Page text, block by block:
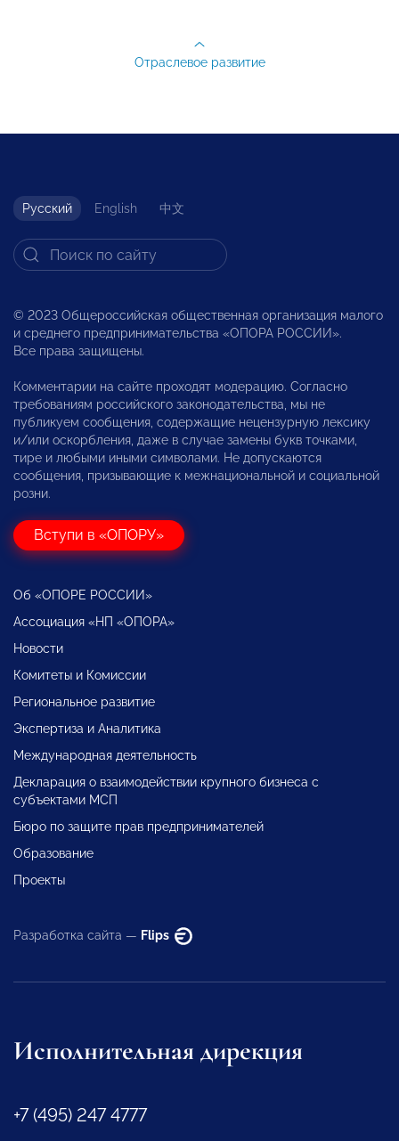
Отраслевое развитие
Русский English 中文
© 2023 Общероссийская общественная организация малого
и среднего предпринимательства «ОПОРА РОССИИ».
Все права защищены.
Комментарии на сайте проходят модерацию. Согласно
требованиям российского законодательства, мы не
публикуем сообщения, содержащие нецензурную лексику
и/или оскорбления, даже в случае замены букв точками,
тире и любыми иными символами. Не допускаются
сообщения, призывающие к межнациональной и социальной
розни.
Вступи в «ОПОРУ»
Об «ОПОРЕ РОССИИ»
Ассоциация «НП «ОПОРА»
Новости
Комитеты и Комиссии
Региональное развитие
Экспертиза и Аналитика
Международная деятельность
Декларация о взаимодействии крупного бизнеса с
субъектами МСП
Бюро по защите прав предпринимателей
Образование
Проекты
Разработка сайта — Flips
Исполнительная дирекция
+7 (495) 247 4777